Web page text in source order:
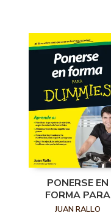
PONERSE EN
FORMA PARA
DUMMIES
JUAN RALLO